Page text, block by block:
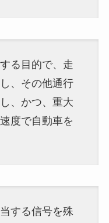
る目的で、走
、その他通行
、かつ、重大
度で自動車を
する信号を殊